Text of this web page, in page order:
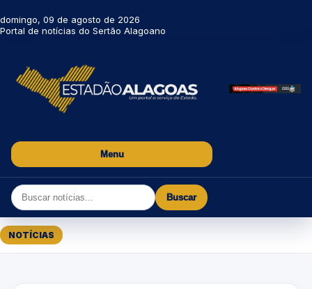
domingo, 09 de agosto de 2026
Portal de notícias do Sertão Alagoano
Menu
Buscar
NOTÍCIAS